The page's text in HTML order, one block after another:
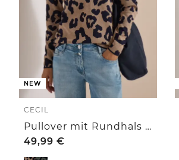
NEW
CECIL
Pullover mit Rundhals und Leo-Muster
49,99 €